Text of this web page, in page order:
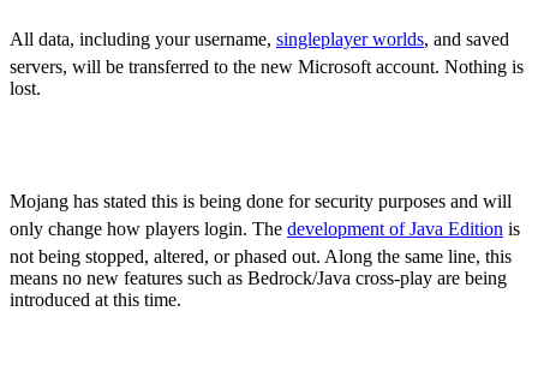
All data, including your username, singleplayer worlds, and saved
servers, will be transferred to the new Microsoft account. Nothing is
lost.
Mojang has stated this is being done for security purposes and will
only change how players login. The development of Java Edition is
not being stopped, altered, or phased out. Along the same line, this
means no new features such as Bedrock/Java cross-play are being
introduced at this time.